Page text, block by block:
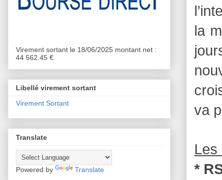
la
va
Les
*
Virement sortant le 18/06/2025 montant net :
44 562.45 €
Libellé virement sortant
Virement Sortant
Translate
Powered by Translate